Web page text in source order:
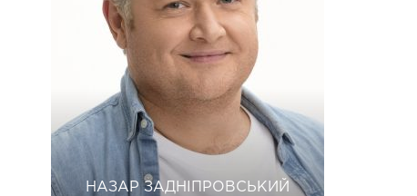
НАЗАР ЗАДНІПРОВСЬКИЙ